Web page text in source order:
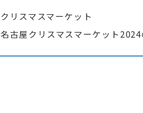
クリスマスマーケット
名古屋クリスマスマーケット